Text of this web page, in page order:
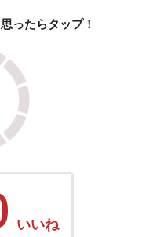
ったらタップ！
いいね